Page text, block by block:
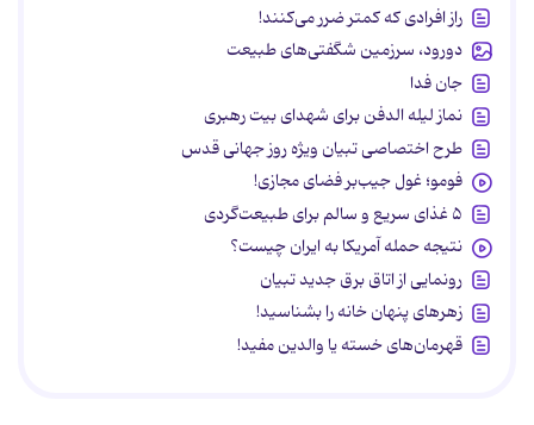
راز افرادی که کمتر ضرر می‌کنند!
دورود، سرزمین شگفتی‌های طبیعت
جان فدا
نماز لیله الدفن برای شهدای بیت رهبری
طرح اختصاصی تبیان ویژه روز جهانی قدس
فومو؛ غول جیب‌بر فضای مجازی!
۵ غذای سریع و سالم برای طبیعت‌گردی
نتیجه حمله آمریکا به ایران چیست؟
رونمایی از اتاق برق جدید تبیان
زهرهای پنهان خانه را بشناسید!
قهرمان‌های خسته یا والدین مفید!